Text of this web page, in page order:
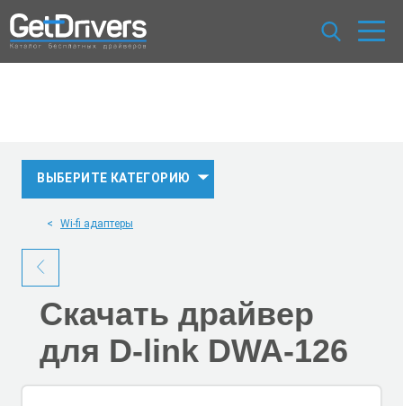
ВЫБЕРИТЕ КАТЕГОРИЮ
Wi-fi адаптеры
Скачать драйвер
для D-link DWA-126